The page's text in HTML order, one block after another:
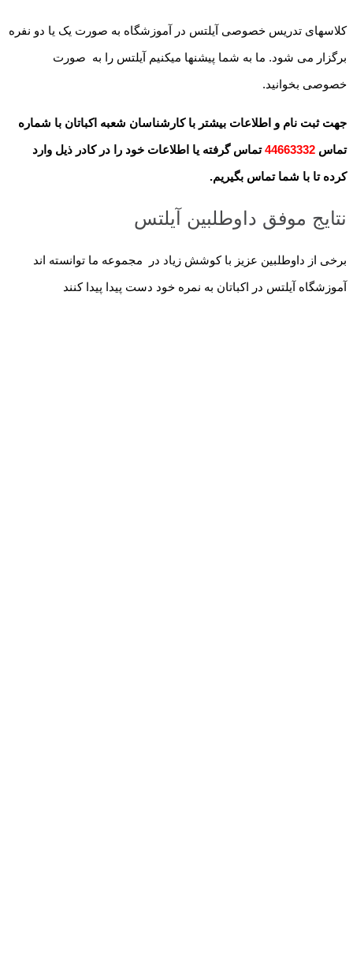
کلاسهای تدریس خصوصی آیلتس در آموزشگاه به صورت یک یا دو نفره
برگزار می شود. ما به شما پیشنها میکنیم آیلتس را به صورت
خصوصی بخوانید.
جهت ثبت نام و اطلاعات بیشتر با کارشناسان شعبه اکباتان با شماره
تماس 44663332تماس گرفته یا اطلاعات خود را در کادر ذیل وارد
کرده تا با شما تماس بگیریم.
نتایج موفق داوطلبین آیلتس
برخی از داوطلبین عزیز با کوشش زیاد در مجموعه ما توانسته اند
آموزشگاه آیلتس در اکباتان به نمره خود دست پیدا پیدا کنند